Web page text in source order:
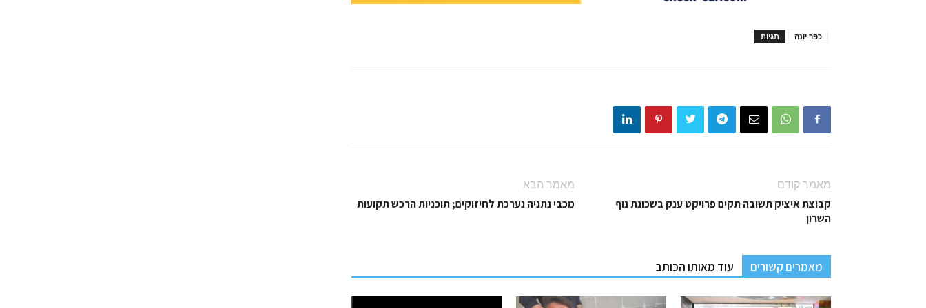
תגיות כפר יונה
מאמר קודם
קבוצת איציק תשובה תקים פרויקט ענק בשכונת נוף
השרון
מאמר הבא
מכבי נתניה נערכת לחיזוקים; תוכניות הרכש תקועות
מאמרים קשורים עוד מאותו הכותב